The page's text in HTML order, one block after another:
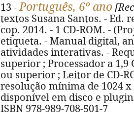
13 -Português, 6º ano
textos Susana Santos. - Ed.
cop. 2014. - 1 CD-ROM. -
etiqueta. - Manual digital,
atividades interativas. -
superior ; Processador a 1,9
ou superior ; Leitor de CD-
resolução mínima de 1024 x
disponível em disco e
ISBN 978-989-708-501-7